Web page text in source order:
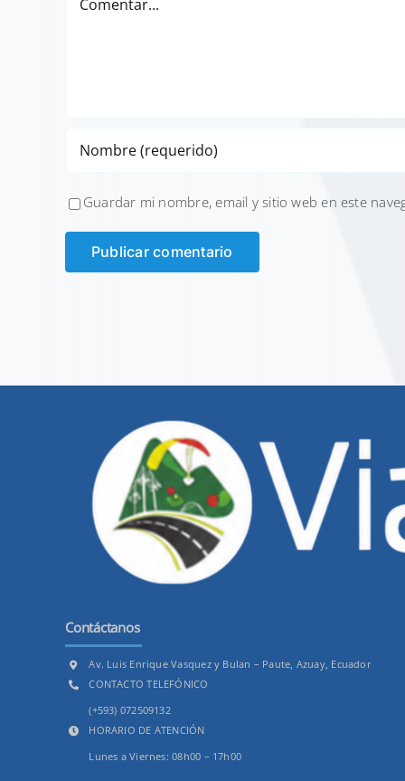
Guardar mi nombre, email y sitio web en este
Contáctanos
Av. Luis Enrique Vasquez y Bulan – Paute, Azuay, Ecuador
CONTACTO TELEFÓNICO
(+593) 072509132
HORARIO DE ATENCIÓN
Lunes a Viernes: 08h00 – 17h00